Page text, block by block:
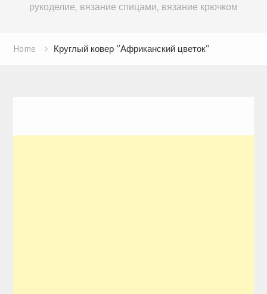
рукоделие, вязание спицами, вязание крючком
Home Круглый ковер “Африканский цветок”